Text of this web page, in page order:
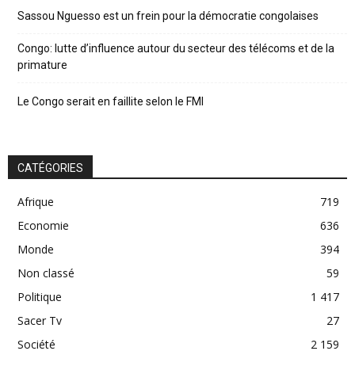
Sassou Nguesso est un frein pour la démocratie congolaises
Congo: lutte d’influence autour du secteur des télécoms et de la
primature
Le Congo serait en faillite selon le FMI
CATÉGORIES
Afrique
719
Economie
636
Monde
394
Non classé
59
Politique
1 417
Sacer Tv
27
Société
2 159